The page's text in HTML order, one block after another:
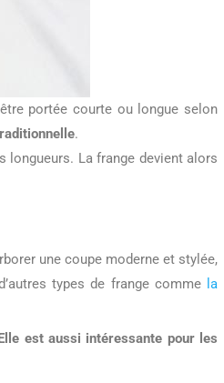
portée courte ou longue selon
.
longueurs. La frange devient alors
une coupe moderne et stylée,
types de frange comme la
est aussi intéressante pour les